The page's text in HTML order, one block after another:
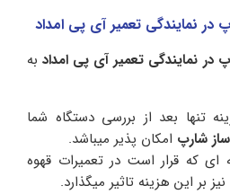
در نمایندگی تعمیر آی پی امداد
در نمایندگی تعمیر آی پی امدادبه
تنها بعد از بررسی دستگاه شما
شارپ امکان پذیر میباشد.
که قرار است در تعمیرات قهوه
بر این هزینه تاثیر میگذارد.